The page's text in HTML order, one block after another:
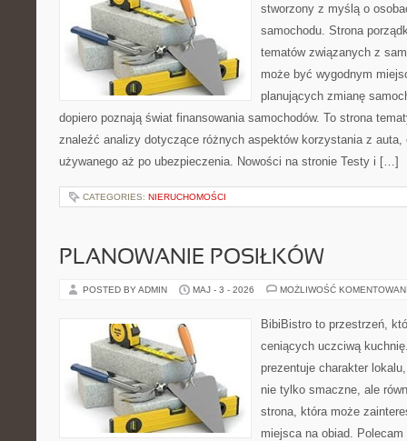
stworzony z myślą o
samochodu. Strona
tematów związanych z
może być wygodnym
planujących zmianę
dopiero poznają świat finansowania samochodów. To strona
znaleźć analizy dotyczące różnych aspektów korzystania z auta,
używanego aż po ubezpieczenia. Nowości na stronie Testy i […]
CATEGORIES: NIERUCHOMOŚCI
PLANOWANIE POSIŁKÓW
POSTED BY ADMIN MAJ - 3 - 2026 MOŻLIWOŚĆ
BibiBistro to przestrzeń,
ceniących uczciwą
prezentuje charakter
nie tylko smaczne, ale
strona, która może
miejsca na obiad.